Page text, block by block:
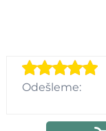
Odešleme: